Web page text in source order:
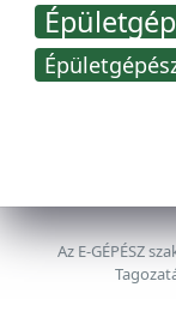
Az E-GÉPÉSZ